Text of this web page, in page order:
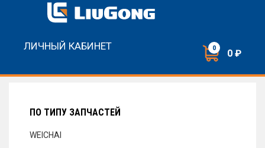
НОВОСТИ
ЛИЧНЫЙ КАБИНЕТ 0 0 ₽
ПО ТИПУ ЗАПЧАСТЕЙ
WEICHAI